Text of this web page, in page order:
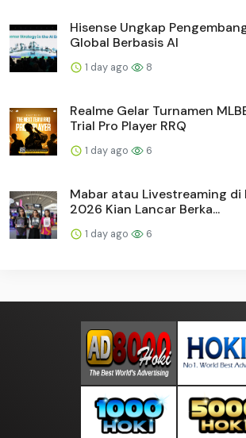
Hisense Ungkap
Global Berbasis AI
1 day ago 8
Realme Gelar Turnamen
Trial Pro Player RRQ
1 day ago 6
Mabar atau Livestreaming di
2026 Kian Lancar Berka...
1 day ago 6